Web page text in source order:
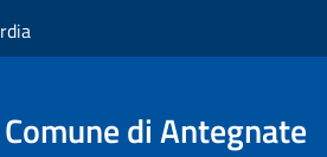
Comune di Antegnate